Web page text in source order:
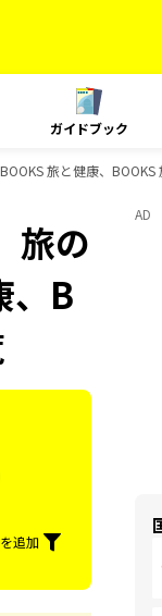
ガイドブック
旅と健康、
旅の
、B
追加
AD